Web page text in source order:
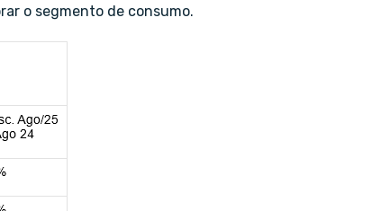
o segmento de consumo.